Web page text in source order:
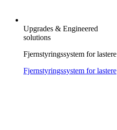
Upgrades & Engineered
solutions
Fjernstyringssystem for lastere
Fjernstyringssystem for lastere